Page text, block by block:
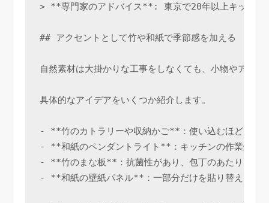
> **専門家のアドバイス**: 東京で20年以上キッチンリ
## アクセントとして竹や和紙で季節感を加える
自然素材は大掛かりな工事をしなくても、小物やアク
具体的なアイデアをいくつか紹介します。
- **竹のカトラリーや収納かご**：使い込むほどに手
- **和紙のペンダントライト**：キッチンの作業灯に
- **竹のまな板**：抗菌性があり、包丁のあたりも良
- **和紙の壁紙パネル**：一部分だけを貼り替えられ